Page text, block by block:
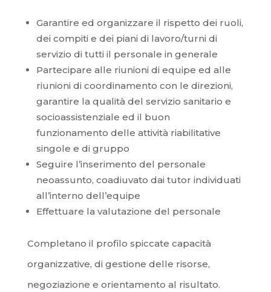
Garantire ed organizzare il rispetto dei ruoli,
dei compiti e dei piani di lavoro/turni di
servizio di tutti il personale in generale
Partecipare alle riunioni di equipe ed alle
riunioni di coordinamento con le direzioni,
garantire la qualità del servizio sanitario e
socioassistenziale ed il buon
funzionamento delle attività riabilitative
singole e di gruppo
Seguire l’inserimento del personale
neoassunto, coadiuvato dai tutor individuati
all’interno dell’equipe
Effettuare la valutazione del personale
Completano il profilo spiccate capacità
organizzative, di gestione delle risorse,
negoziazione e orientamento al risultato.